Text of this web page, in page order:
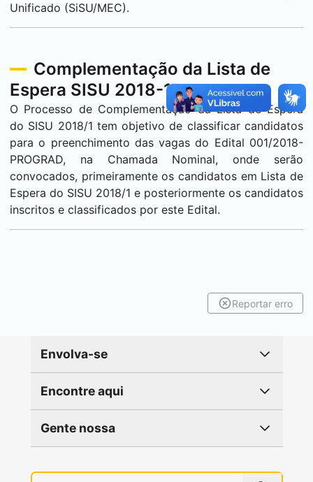
Unificado (SiSU/MEC).
Complementação da Lista de
Espera SISU 2018-1
O Processo de Complementação da Lista de Espera
do SISU 2018/1 tem objetivo de classificar candidatos
para o preenchimento das vagas do Edital 001/2018-
PROGRAD, na Chamada Nominal, onde serão
convocados, primeiramente os candidatos em Lista de
Espera do SISU 2018/1 e posteriormente os candidatos
inscritos e classificados por este Edital.
Reportar erro
Envolva-se
Encontre aqui
Gente nossa